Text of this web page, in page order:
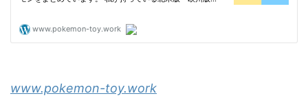
www.pokemon-toy.work